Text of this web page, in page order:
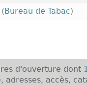
(Bureau de Tabac)
d'ouverture dont
, adresses, accès,